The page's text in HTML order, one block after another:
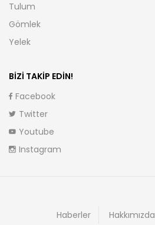
Tulum
Gömlek
Yelek
BIZI TAKIP EDIN!
Facebook
Twitter
Youtube
Instagram
Haberler Hakkımızda